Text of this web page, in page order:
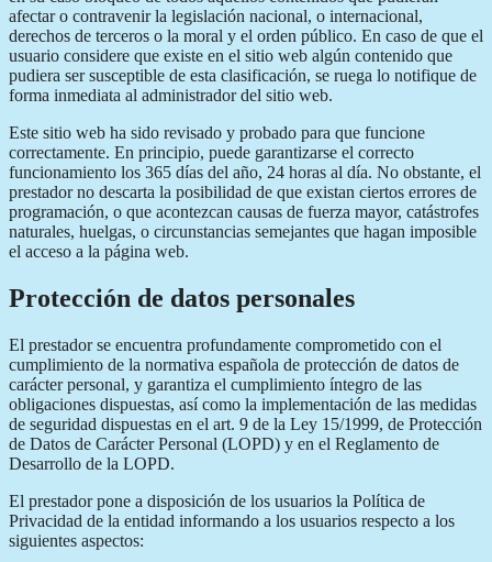
afectar o contravenir la legislación nacional, o internacional,
derechos de terceros o la moral y el orden público. En caso de que el
usuario considere que existe en el sitio web algún contenido que
pudiera ser susceptible de esta clasificación, se ruega lo notifique de
forma inmediata al administrador del sitio web.
Este sitio web ha sido revisado y probado para que funcione
correctamente. En principio, puede garantizarse el correcto
funcionamiento los 365 días del año, 24 horas al día. No obstante, el
prestador no descarta la posibilidad de que existan ciertos errores de
programación, o que acontezcan causas de fuerza mayor, catástrofes
naturales, huelgas, o circunstancias semejantes que hagan imposible
el acceso a la página web.
Protección de datos personales
El prestador se encuentra profundamente comprometido con el
cumplimiento de la normativa española de protección de datos de
carácter personal, y garantiza el cumplimiento íntegro de las
obligaciones dispuestas, así como la implementación de las medidas
de seguridad dispuestas en el art. 9 de la Ley 15/1999, de Protección
de Datos de Carácter Personal (LOPD) y en el Reglamento de
Desarrollo de la LOPD.
El prestador pone a disposición de los usuarios la Política de
Privacidad de la entidad informando a los usuarios respecto a los
siguientes aspectos: